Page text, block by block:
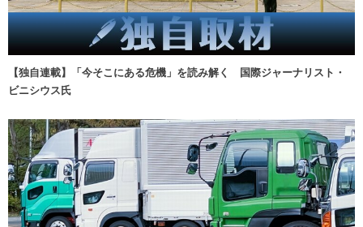
【独自連載】「今そこにある危機」を読み解く 国際ジャーナリスト・
ビニシウス氏